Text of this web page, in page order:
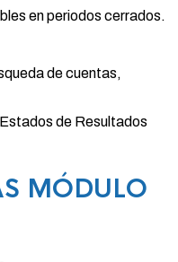
en periodos cerrados.
de cuentas,
de Resultados
MÓDULO